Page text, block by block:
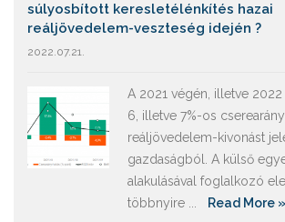
súlyosbított keresletélénkítés hazai
reáljövedelem-veszteség idején ?
2022.07.21.
A 2021 végén, illetve
6, illetve 7%-os
reáljövedelem-kivonást
gazdaságból. A külső
alakulásával foglalkozó
többnyire ...
Read More »